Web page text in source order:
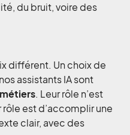
du bruit, voire des
différent. Un choix de
assistants IA sont
. Leur rôle n’est
est d’accomplir une
clair, avec des